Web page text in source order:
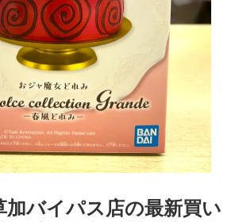
加バイパス店の最新買い